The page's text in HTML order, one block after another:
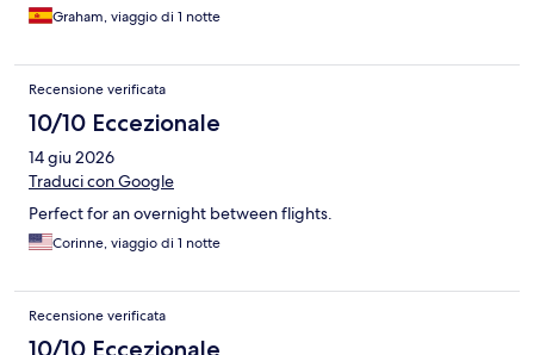
Graham, viaggio di 1 notte
Recensione verificata
10/10 Eccezionale
14 giu 2026
Traduci con Google
Perfect for an overnight between flights.
Corinne, viaggio di 1 notte
Recensione verificata